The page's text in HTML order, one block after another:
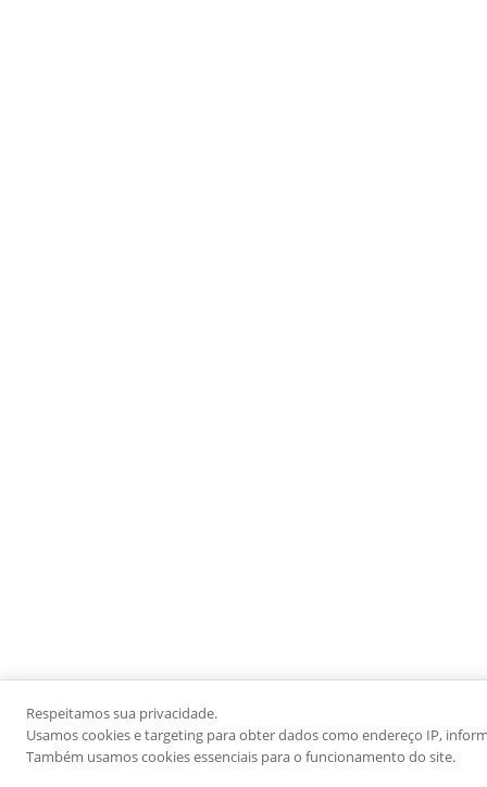
Respeitamos sua privacidade.
Usamos cookies e targeting para obter dados como endereço IP,
Também usamos cookies essenciais para o funcionamento do site.